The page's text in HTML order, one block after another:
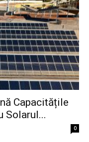
Capacitățile
Solarul...
0